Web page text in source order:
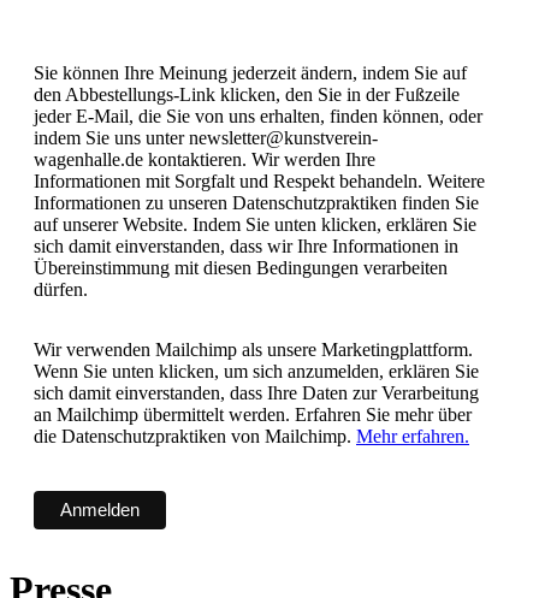
Sie können Ihre Meinung jederzeit ändern, indem Sie auf
den Abbestellungs-Link klicken, den Sie in der Fußzeile
jeder E-Mail, die Sie von uns erhalten, finden können, oder
indem Sie uns unter newsletter@kunstverein-
wagenhalle.de kontaktieren. Wir werden Ihre
Informationen mit Sorgfalt und Respekt behandeln. Weitere
Informationen zu unseren Datenschutzpraktiken finden Sie
auf unserer Website. Indem Sie unten klicken, erklären Sie
sich damit einverstanden, dass wir Ihre Informationen in
Übereinstimmung mit diesen Bedingungen verarbeiten
dürfen.
Wir verwenden Mailchimp als unsere Marketingplattform.
Wenn Sie unten klicken, um sich anzumelden, erklären Sie
sich damit einverstanden, dass Ihre Daten zur Verarbeitung
an Mailchimp übermittelt werden. Erfahren Sie mehr über
die Datenschutzpraktiken von Mailchimp. Mehr erfahren.